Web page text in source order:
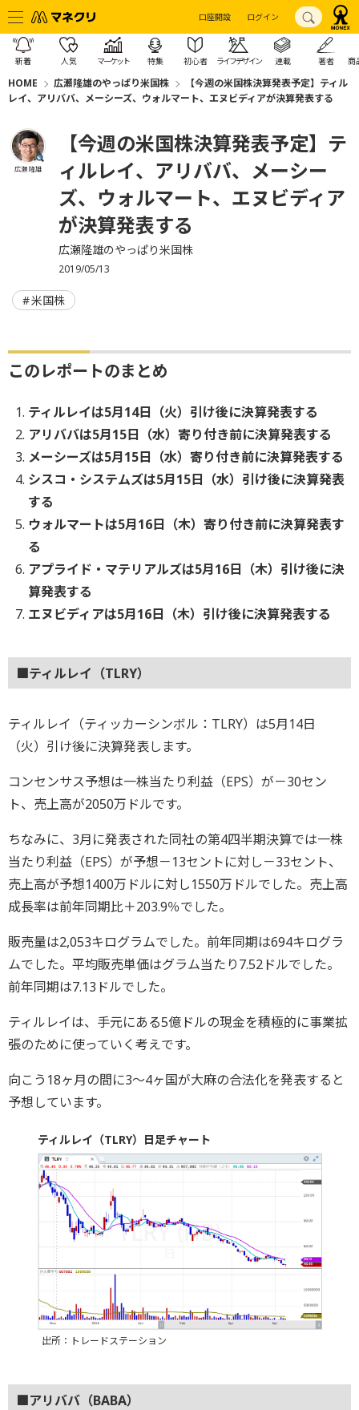
口座開設 ログイン
新着 人気 マーケット 特集 初心者 ライフデザイン 連載 著者 商
HOME 広瀬隆雄のやっぱり米国株
【今週の米国株決算発表予定】ティル
レイ、アリババ、メーシーズ、ウォルマート、エヌビディアが決算発表する
広瀬 隆雄
【今週の米国株決算発表予定】テ
ィルレイ、アリババ、メーシー
ズ、ウォルマート、エヌビディア
が決算発表する
広瀬隆雄のやっぱり米国株
2019/05/13
米国株
このレポートのまとめ
ティルレイは5月14日（火）引け後に決算発表する
アリババは5月15日（水）寄り付き前に決算発表する
メーシーズは5月15日（水）寄り付き前に決算発表する
シスコ・システムズは5月15日（水）引け後に決算発表
する
ウォルマートは5月16日（木）寄り付き前に決算発表す
る
アプライド・マテリアルズは5月16日（木）引け後に決
算発表する
エヌビディアは5月16日（木）引け後に決算発表する
■ティルレイ（TLRY）
ティルレイ（ティッカーシンボル：TLRY）は5月14日
（火）引け後に決算発表します。
コンセンサス予想は一株当たり利益（EPS）が－30セン
ト、売上高が2050万ドルです。
ちなみに、3月に発表された同社の第4四半期決算では一株
当たり利益（EPS）が予想－13セントに対し－33セント、
売上高が予想1400万ドルに対し1550万ドルでした。売上高
成長率は前年同期比＋203.9％でした。
販売量は2,053キログラムでした。前年同期は694キログラ
ムでした。平均販売単価はグラム当たり7.52ドルでした。
前年同期は7.13ドルでした。
ティルレイは、手元にある5億ドルの現金を積極的に事業拡
張のために使っていく考えです。
向こう18ヶ月の間に3～4ヶ国が大麻の合法化を発表すると
予想しています。
ティルレイ（TLRY）日足チャート
出所：トレードステーション
■アリババ（BABA）